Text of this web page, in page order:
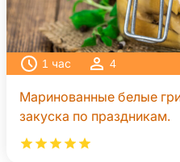
1 час 4
Маринованные белые
закуска по праздникам.